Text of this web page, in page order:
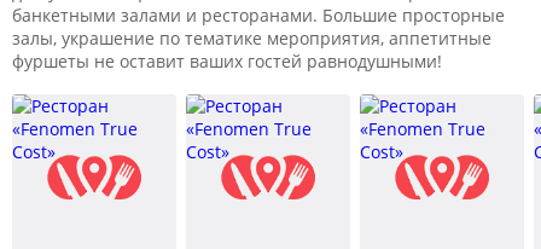
банкетными залами и ресторанами. Большие просторные
залы, украшение по тематике мероприятия, аппетитные
фуршеты не оставит ваших гостей равнодушными!